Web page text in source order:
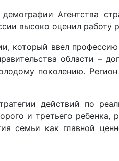
Агентства
высоко оценил работу
который ввел
области –
поколению.
действий по
и третьего ребенка,
семьи как главной